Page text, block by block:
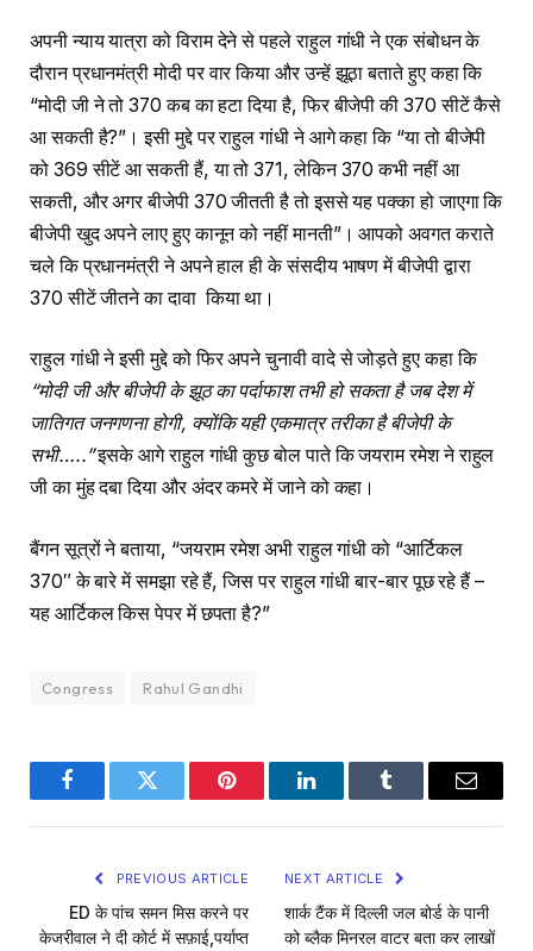
अपनी न्याय यात्रा को विराम देने से पहले राहुल गांधी ने एक संबोधन के
दौरान प्रधानमंत्री मोदी पर वार किया और उन्हें झूठा बताते हुए कहा कि
“मोदी जी ने तो 370 कब का हटा दिया है, फिर बीजेपी की 370 सीटें कैसे
आ सकती है?”। इसी मुद्दे पर राहुल गांधी ने आगे कहा कि “या तो बीजेपी
को 369 सीटें आ सकती हैं, या तो 371, लेकिन 370 कभी नहीं आ
सकती, और अगर बीजेपी 370 जीतती है तो इससे यह पक्का हो जाएगा कि
बीजेपी खुद अपने लाए हुए कानून को नहीं मानती”। आपको अवगत कराते
चले कि प्रधानमंत्री ने अपने हाल ही के संसदीय भाषण में बीजेपी द्वारा
370 सीटें जीतने का दावा किया था।
राहुल गांधी ने इसी मुद्दे को फिर अपने चुनावी वादे से जोड़ते हुए कहा कि
“मोदी जी और बीजेपी के झूठ का पर्दाफाश तभी हो सकता है जब देश में
जातिगत जनगणना होगी, क्योंकि यही एकमात्र तरीका है बीजेपी के
सभी…..”इसके आगे राहुल गांधी कुछ बोल पाते कि जयराम रमेश ने राहुल
जी का मुंह दबा दिया और अंदर कमरे में जाने को कहा।
बैंगन सूत्रों ने बताया, “जयराम रमेश अभी राहुल गांधी को “आर्टिकल
370″ के बारे में समझा रहे हैं, जिस पर राहुल गांधी बार-बार पूछ रहे हैं –
यह आर्टिकल किस पेपर में छपता है?”
Congress Rahul Gandhi
FacebookTwitter Pinterest LinkedInTumblr Email
PREVIOUS ARTICLE
ED के पांच समन मिस करने पर
केजरीवाल ने दी कोर्ट में सफ़ाई,पर्याप्त
NEXT ARTICLE
शार्क टैंक में दिल्ली जल बोर्ड के पानी
को ब्लैक मिनरल वाटर बता कर लाखों